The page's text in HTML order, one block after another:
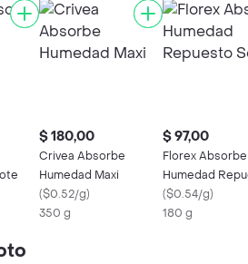
$ 180,00
Crivea Absorbe
Humedad Maxi
($0.52/g)
350 g
$ 97,00
Florex Absorbe
Humedad
Seccj.
($0.54/g)
180 g